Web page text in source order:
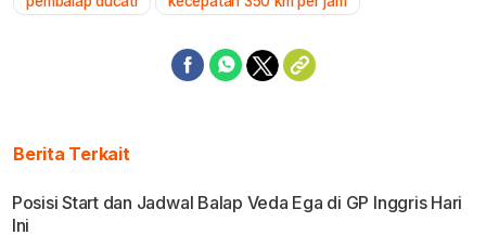
Berita Terkait
Posisi Start dan Jadwal Balap Veda Ega di GP Inggris Hari
Ini